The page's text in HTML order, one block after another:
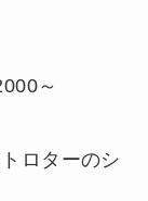
～
ロターのシ